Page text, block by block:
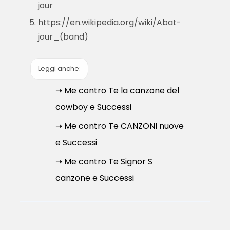
jour
https://en.wikipedia.org/wiki/Abat-
jour_(band)
Leggi anche:
➝ Me contro Te la canzone del
cowboy e Successi
➝ Me contro Te CANZONI nuove
e Successi
➝ Me contro Te Signor S
canzone e Successi